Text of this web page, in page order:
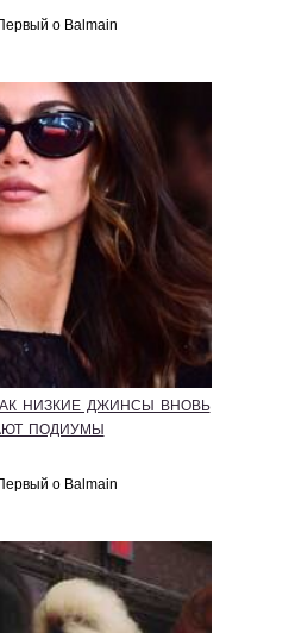
о Balmain
низкие джинсы вновь
подиумы
о Balmain